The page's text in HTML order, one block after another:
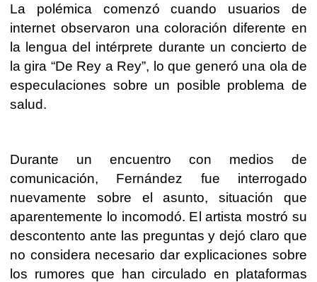
La polémica comenzó cuando usuarios de
internet observaron una coloración diferente en
la lengua del intérprete durante un concierto de
la gira “De Rey a Rey”, lo que generó una ola de
especulaciones sobre un posible problema de
salud.
Durante un encuentro con medios de
comunicación, Fernández fue interrogado
nuevamente sobre el asunto, situación que
aparentemente lo incomodó. El artista mostró su
descontento ante las preguntas y dejó claro que
no considera necesario dar explicaciones sobre
los rumores que han circulado en plataformas